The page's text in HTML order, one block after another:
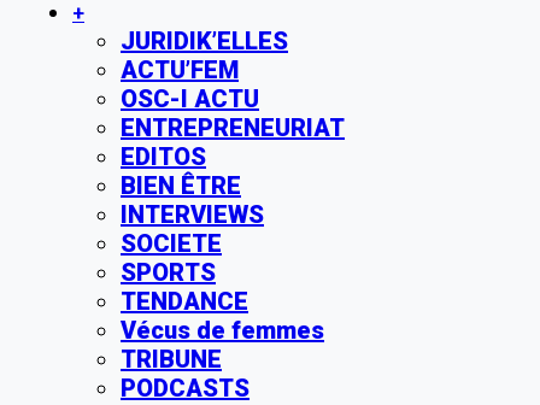
+
JURIDIK’ELLES
ACTU’FEM
OSC-I ACTU
ENTREPRENEURIAT
EDITOS
BIEN ÊTRE
INTERVIEWS
SOCIETE
SPORTS
TENDANCE
Vécus de femmes
TRIBUNE
PODCASTS